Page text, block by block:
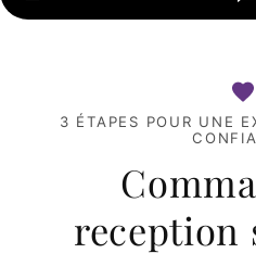
3 ÉTAPES POUR UNE
reception